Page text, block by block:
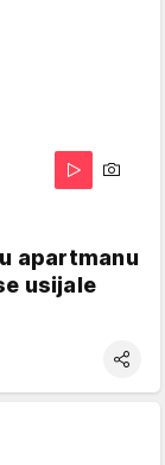
apartmanu
usijale